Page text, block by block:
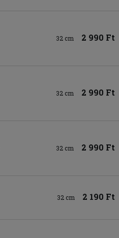
32 cm 2 990 Ft
32 cm 2 990 Ft
32 cm 2 990 Ft
32 cm 2 190 Ft